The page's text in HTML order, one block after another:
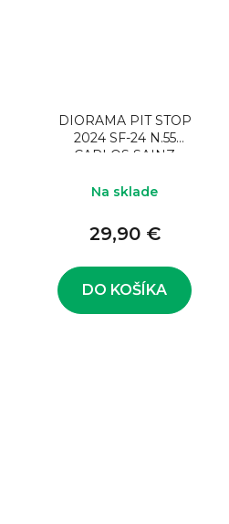
DIORAMA PIT STOP
2024 SF-24 N.55
CARLOS SAINZ
Na sklade
29,90 €
DO KOŠÍKA